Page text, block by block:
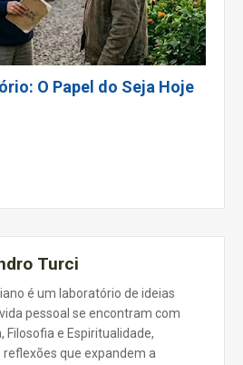
O Papel do Seja Hoje
Turci
é um laboratório de ideias
pessoal se encontram com
Filosofia e Espiritualidade,
reflexões que expandem a